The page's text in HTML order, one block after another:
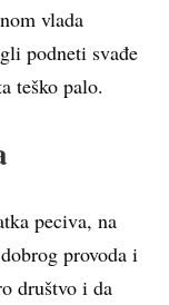
vlada
podneti svađe
teško palo.
peciva, na
provoda i
društvo i da